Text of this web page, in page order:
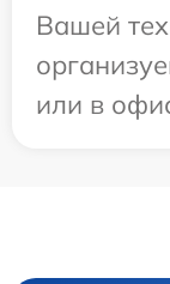
Вашей
или в